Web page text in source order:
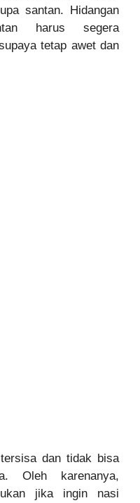
santan. Hidangan
harus segera
tetap awet dan
dan tidak bisa
Oleh karenanya,
jika ingin nasi